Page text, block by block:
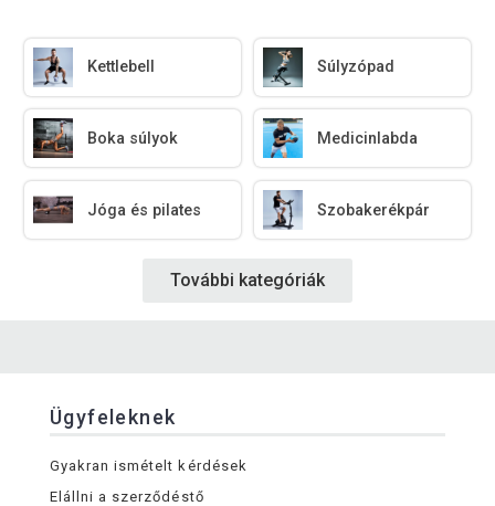
Kettlebell Súlyzópad
Boka súlyok Medicinlabda
Jóga és pilates Szobakerékpár
További kategóriák
Ügyfeleknek
Gyakran ismételt kérdések
Elállni a szerződéstő